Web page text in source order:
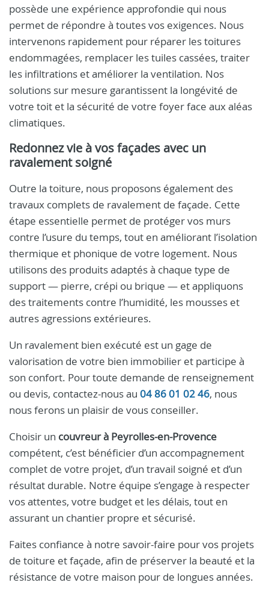
possède une expérience approfondie qui nous
permet de répondre à toutes vos exigences. Nous
intervenons rapidement pour réparer les toitures
endommagées, remplacer les tuiles cassées, traiter
les infiltrations et améliorer la ventilation. Nos
solutions sur mesure garantissent la longévité de
votre toit et la sécurité de votre foyer face aux aléas
climatiques.
Redonnez vie à vos façades avec un
ravalement soigné
Outre la toiture, nous proposons également des
travaux complets de ravalement de façade. Cette
étape essentielle permet de protéger vos murs
contre l’usure du temps, tout en améliorant l’isolation
thermique et phonique de votre logement. Nous
utilisons des produits adaptés à chaque type de
support — pierre, crépi ou brique — et appliquons
des traitements contre l’humidité, les mousses et
autres agressions extérieures.
Un ravalement bien exécuté est un gage de
valorisation de votre bien immobilier et participe à
son confort. Pour toute demande de renseignement
ou devis, contactez-nous au 04 86 01 02 46, nous
nous ferons un plaisir de vous conseiller.
Choisir un couvreur à Peyrolles-en-Provence
compétent, c’est bénéficier d’un accompagnement
complet de votre projet, d’un travail soigné et d’un
résultat durable. Notre équipe s’engage à respecter
vos attentes, votre budget et les délais, tout en
assurant un chantier propre et sécurisé.
Faites confiance à notre savoir-faire pour vos projets
de toiture et façade, afin de préserver la beauté et la
résistance de votre maison pour de longues années.